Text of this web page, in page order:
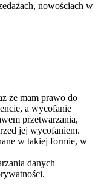
nowościach w
że mam prawo do
a wycofanie
przetwarzania,
jej wycofaniem.
w takiej formie, w
danych